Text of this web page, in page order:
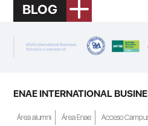
BLOG
ENAE INTERNATIONAL
Área alumni Área Enae Acceso